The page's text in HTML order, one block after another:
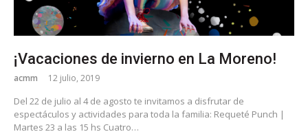
¡Vacaciones de invierno en La Moreno!
acmm 12 julio, 2019
Del 22 de julio al 4 de agosto te invitamos a disfrutar de
espectáculos y actividades para toda la familia: Requeté Punch |
Martes 23 a las 15 hs Cuatro…